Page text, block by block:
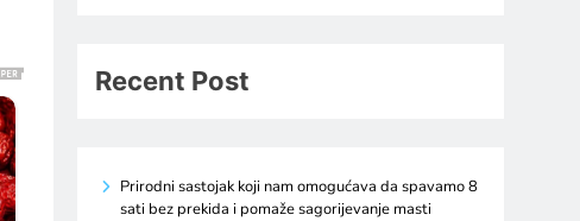
Recent Post
Prirodni sastojak koji nam omogućava da spavamo 8
sati bez prekida i pomaže sagorijevanje masti